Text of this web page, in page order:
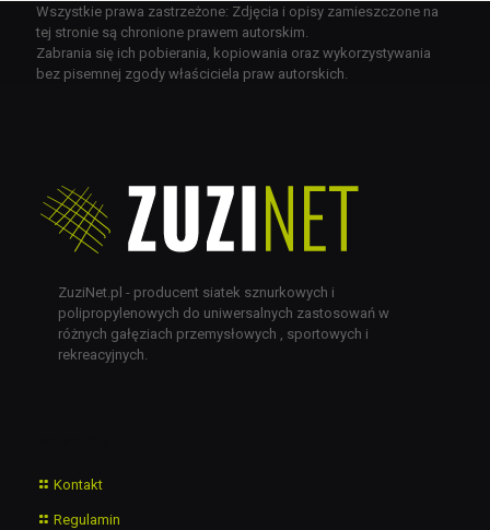
Wszystkie prawa zastrzeżone: Zdjęcia i opisy zamieszczone na
tej stronie są chronione prawem autorskim.
Zabrania się ich pobierania, kopiowania oraz wykorzystywania
bez pisemnej zgody właściciela praw autorskich.
ZuziNet.pl - producent siatek sznurkowych i
polipropylenowych do uniwersalnych zastosowań w
różnych gałęziach przemysłowych , sportowych i
rekreacyjnych.
Kontakt
Regulamin